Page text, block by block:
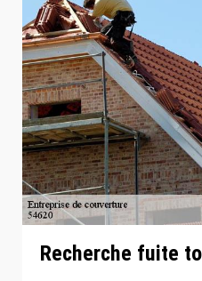
Recherche fuite